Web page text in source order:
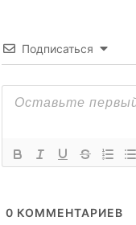
Подписаться
0 КОММЕНТАРИЕВ